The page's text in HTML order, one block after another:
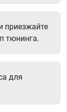
приезжайте
тюнинга.
для